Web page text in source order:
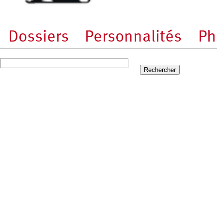
Dossiers Personnalités